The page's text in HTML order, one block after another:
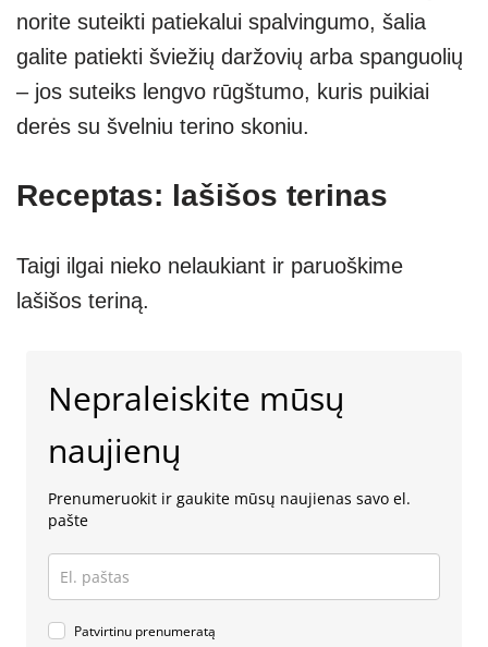
norite suteikti patiekalui spalvingumo, šalia
galite patiekti šviežių daržovių arba spanguolių
– jos suteiks lengvo rūgštumo, kuris puikiai
derės su švelniu terino skoniu.
Receptas: lašišos terinas
Taigi ilgai nieko nelaukiant ir paruoškime
lašišos teriną.
Nepraleiskite mūsų
naujienų
Prenumeruokit ir gaukite mūsų naujienas savo el.
pašte
Patvirtinu prenumeratą